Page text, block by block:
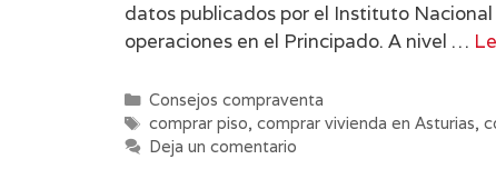
datos publicados por el Instituto
operaciones en el Principado. A nivel …
Categorías
Consejos compraventa
Etiquetas
comprar piso, comprar vivienda en Asturias,
Deja un comentario